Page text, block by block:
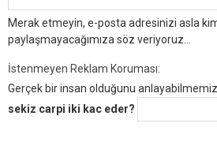
Merak etmeyin, e-posta adresinizi asla
paylaşmayacağımıza söz veriyoruz...
İstenmeyen Reklam Koruması:
Gerçek bir insan olduğunu
sekiz carpi iki kac eder?